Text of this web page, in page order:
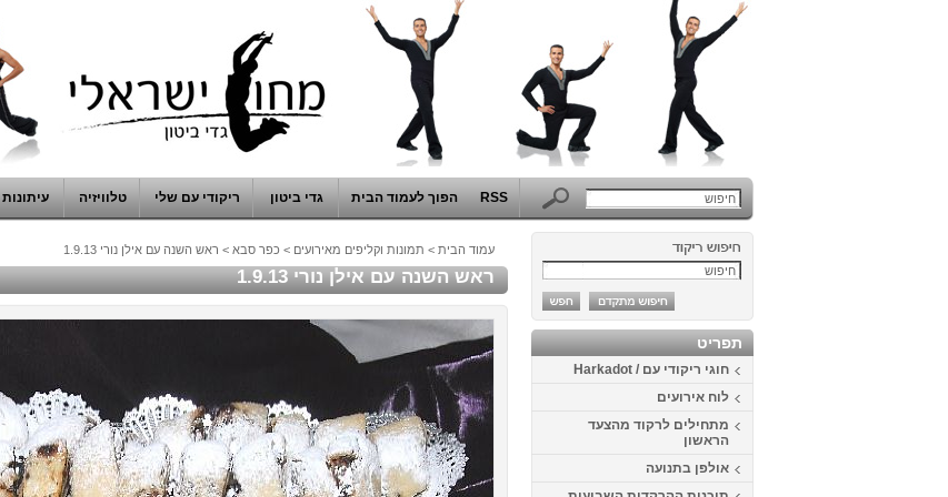
RSS הפוך לעמוד הבית גדי ביטון ריקודי עם שלי טלוויזיה עיתונות
תפריט
חוגי ריקודי עם / Harkadot
לוח אירועים
מתחילים לרקוד מהצעד
הראשון
אולפן בתנועה
עמוד הבית > תמונות וקליפים מאירועים > כפר סבא > ראש השנה עם אילן נורי 1.9.13
ראש השנה עם אילן נורי 1.9.13